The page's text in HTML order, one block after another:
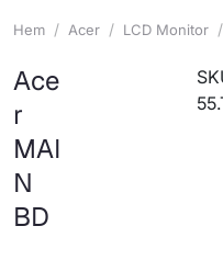
Hem Acer LCD Monitor
Ace
r
MAI
N
BD